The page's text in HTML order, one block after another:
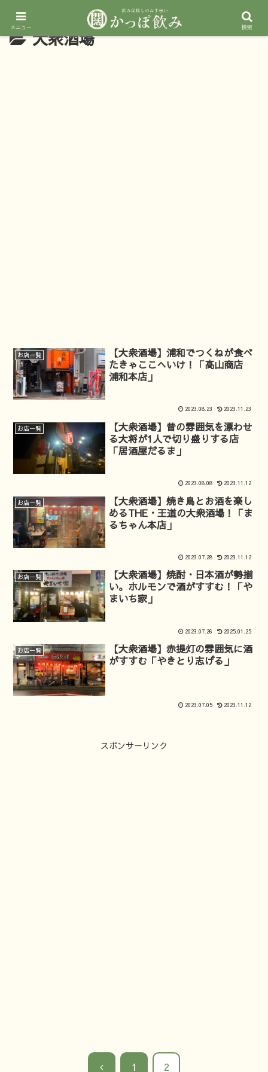
大衆酒場
お店一覧
【大衆酒場】浦和でつくねが食べ
たきゃここへいけ！「高山商店
浦和本店」
2023.08.23 2023.11.23
お店一覧
【大衆酒場】昔の雰囲気を漂わせ
る大将が1人で切り盛りする店
「居酒屋だるま」
2023.08.08 2023.11.12
お店一覧
【大衆酒場】焼き鳥とお酒を楽し
めるTHE・王道の大衆酒場！「ま
るちゃん本店」
2023.07.28 2023.11.12
お店一覧
【大衆酒場】焼酎・日本酒が勢揃
い。ホルモンで酒がすすむ！「や
まいち家」
2023.07.26 2025.01.25
お店一覧
【大衆酒場】赤提灯の雰囲気に酒
がすすむ「やきとり志げる」
2023.07.05 2023.11.12
スポンサーリンク
前 1 2
メニュー 検索